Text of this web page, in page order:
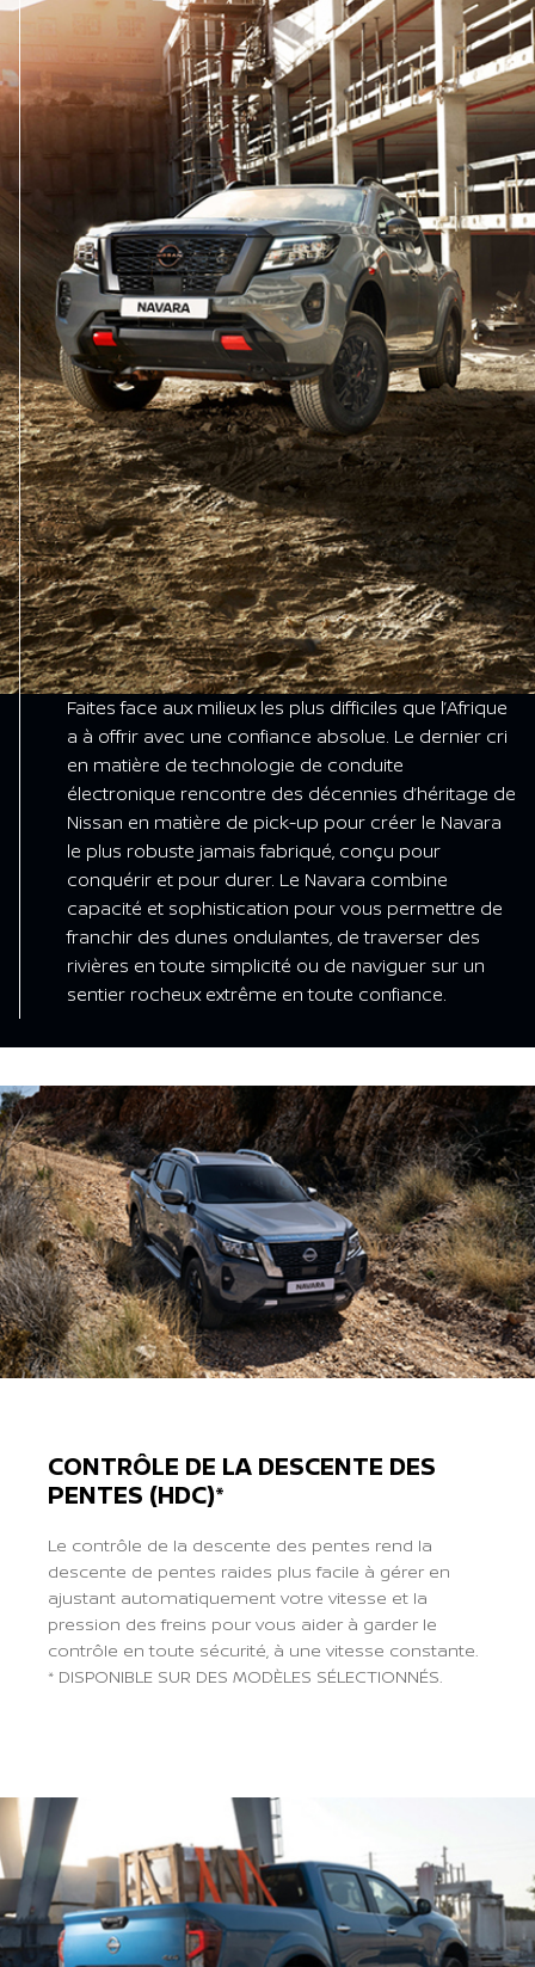
Faites face aux milieux les plus difficiles que l’Afrique
a à offrir avec une confiance absolue. Le dernier cri
en matière de technologie de conduite
électronique rencontre des décennies d’héritage de
Nissan en matière de pick-up pour créer le Navara
le plus robuste jamais fabriqué, conçu pour
conquérir et pour durer. Le Navara combine
capacité et sophistication pour vous permettre de
franchir des dunes ondulantes, de traverser des
rivières en toute simplicité ou de naviguer sur un
sentier rocheux extrême en toute confiance.
CONTRÔLE DE LA DESCENTE DES
PENTES (HDC)*
Le contrôle de la descente des pentes rend la
descente de pentes raides plus facile à gérer en
ajustant automatiquement votre vitesse et la
pression des freins pour vous aider à garder le
contrôle en toute sécurité, à une vitesse constante.
* DISPONIBLE SUR DES MODÈLES SÉLECTIONNÉS.